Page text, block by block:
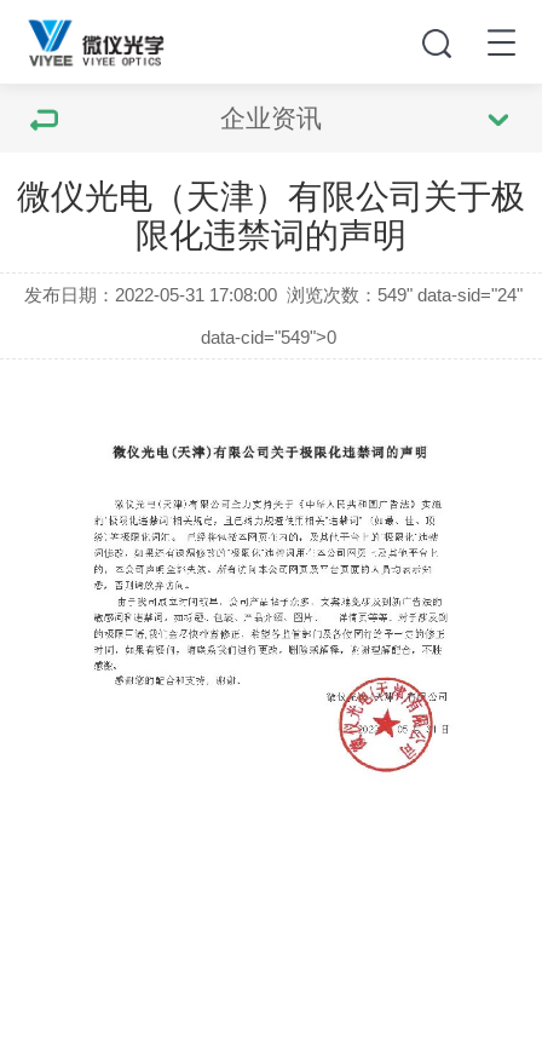
企业资讯
微仪光电（天津）有限公司关于极
限化违禁词的声明
发布日期：2022-05-31 17:08:00 浏览次数： 549" data-sid="24"
data-cid="549">0